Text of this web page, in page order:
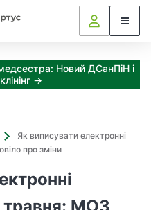
Новий ДСанПіН і
→
Як виписувати електронні
про зміни